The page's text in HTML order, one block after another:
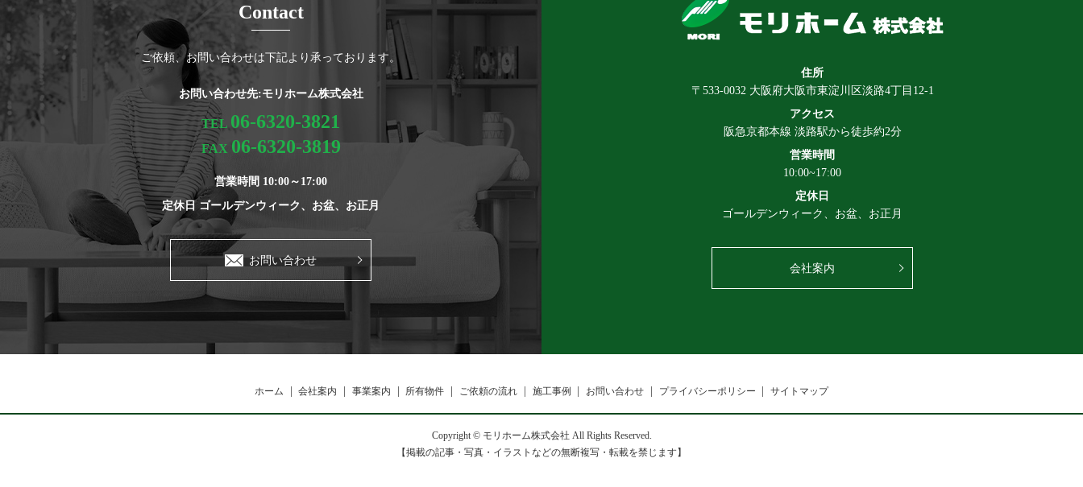
Contact
ご依頼、お問い合わせは下記より承っております。
お問い合わせ先:モリホーム株式会社
TEL 06-6320-3821
FAX 06-6320-3819
営業時間 10:00～17:00
定休日 ゴールデンウィーク、お盆、お正月
お問い合わせ
住所
〒533-0032 大阪府大阪市東淀川区淡路4丁目12-1
アクセス
阪急京都本線 淡路駅から徒歩約2分
営業時間
10:00~17:00
定休日
ゴールデンウィーク、お盆、お正月
会社案内
ホーム 会社案内 事業案内 所有物件 ご依頼の流れ 施工事例 お問い合わせ プライバシーポリシー サイトマップ
Copyright © モリホーム株式会社 All Rights Reserved.
【掲載の記事・写真・イラストなどの無断複写・転載を禁じます】